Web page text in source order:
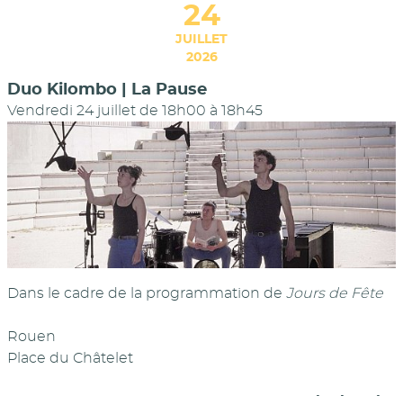
24
JUILLET
2026
Duo Kilombo | La Pause
Vendredi 24 juillet de 18h00 à 18h45
Dans le cadre de la programmation de Jours de Fête
Rouen
Place du Châtelet